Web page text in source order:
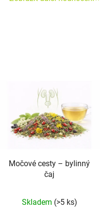
Močové cesty – bylinný
čaj
hodnocení
Skladem (>5 ks)